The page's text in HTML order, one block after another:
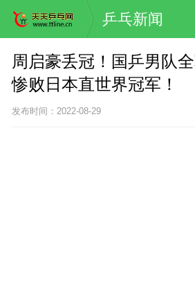
乒乓新闻
周启豪丢冠！国乒男队
惨败日本直世界冠军！
发布时间：2022-08-29